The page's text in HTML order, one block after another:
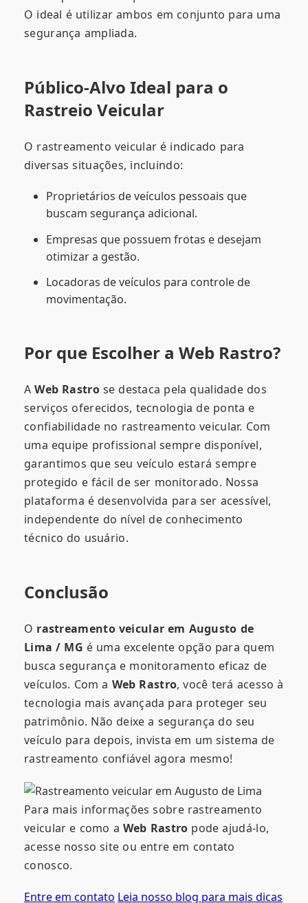
O ideal é utilizar ambos em conjunto para uma
segurança ampliada.
Público-Alvo Ideal para o
Rastreio Veicular
O rastreamento veicular é indicado para
diversas situações, incluindo:
Proprietários de veículos pessoais que
buscam segurança adicional.
Empresas que possuem frotas e desejam
otimizar a gestão.
Locadoras de veículos para controle de
movimentação.
Por que Escolher a Web Rastro?
AWeb Rastrose destaca pela qualidade dos
serviços oferecidos, tecnologia de ponta e
confiabilidade no rastreamento veicular. Com
uma equipe profissional sempre disponível,
garantimos que seu veículo estará sempre
protegido e fácil de ser monitorado. Nossa
plataforma é desenvolvida para ser acessível,
independente do nível de conhecimento
técnico do usuário.
Conclusão
O rastreamento veicular em Augusto de
Lima / MG é uma excelente opção para quem
busca segurança e monitoramento eficaz de
veículos. Com a Web Rastro, você terá acesso à
tecnologia mais avançada para proteger seu
patrimônio. Não deixe a segurança do seu
veículo para depois, invista em um sistema de
rastreamento confiável agora mesmo!
Para mais informações sobre rastreamento
veicular e como a Web Rastro pode ajudá-lo,
acesse nosso site ou entre em contato
conosco.
Entre em contato Leia nosso blog para mais dicas